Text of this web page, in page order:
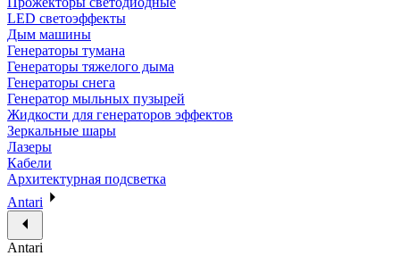
LED светоэффекты
Дым машины
Генераторы тумана
Генераторы тяжелого дыма
Генераторы снега
Генератор мыльных пузырей
Жидкости для генераторов эффектов
Зеркальные шары
Лазеры
Кабели
Архитектурная подсветка
Antari
Antari